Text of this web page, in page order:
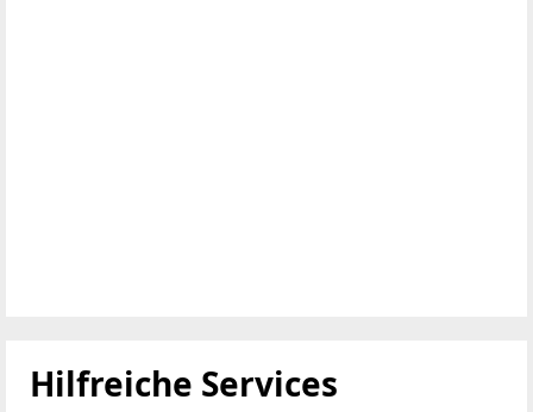
Hilfreiche Services